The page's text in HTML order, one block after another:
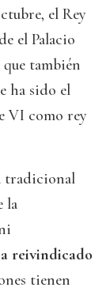
el Rey
el Palacio
también
ha sido el
VI como rey
tradicional
la
reivindicado
tienen